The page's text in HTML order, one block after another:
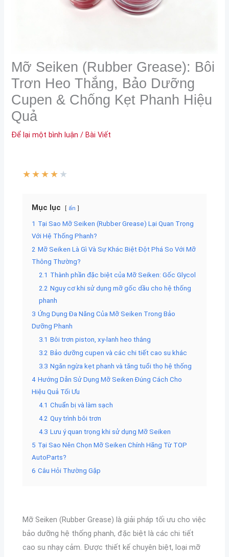
Mỡ Seiken (Rubber Grease): Bôi
Trơn Heo Thắng, Bảo Dưỡng
Cupen & Chống Kẹt Phanh Hiệu
Quả
Để lại một bình luận / Bài Viết
★★★★ ★
Mục lục ẩn
1 Tại Sao Mỡ Seiken (Rubber Grease) Lại Quan Trọng
Với Hệ Thống Phanh?
2 Mỡ Seiken Là Gì Và Sự Khác Biệt Đột Phá So Với Mỡ
Thông Thường?
2.1 Thành phần đặc biệt của Mỡ Seiken: Gốc Glycol
2.2 Nguy cơ khi sử dụng mỡ gốc dầu cho hệ thống
phanh
3 Ứng Dụng Đa Năng Của Mỡ Seiken Trong Bảo
Dưỡng Phanh
3.1 Bôi trơn piston, xy-lanh heo thắng
3.2 Bảo dưỡng cupen và các chi tiết cao su khác
3.3 Ngăn ngừa kẹt phanh và tăng tuổi thọ hệ thống
4 Hướng Dẫn Sử Dụng Mỡ Seiken Đúng Cách Cho
Hiệu Quả Tối Ưu
4.1 Chuẩn bị và làm sạch
4.2 Quy trình bôi trơn
4.3 Lưu ý quan trọng khi sử dụng Mỡ Seiken
5 Tại Sao Nên Chọn Mỡ Seiken Chính Hãng Từ TOP
AutoParts?
6 Câu Hỏi Thường Gặp
Mỡ Seiken (Rubber Grease) là giải pháp tối ưu cho việc
bảo dưỡng hệ thống phanh, đặc biệt là các chi tiết
cao su nhạy cảm. Được thiết kế chuyên biệt, loại mỡ